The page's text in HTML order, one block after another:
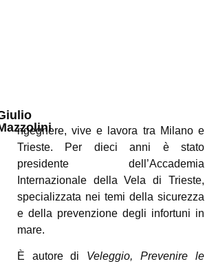
ngegnere, vive e lavora tra Milano e
Trieste. Per dieci anni è stato
presidente dell’Accademia
Internazionale della Vela di Trieste,
specializzata nei temi della sicurezza
e della prevenzione degli infortuni in
mare.
È autore di Veleggio, Prevenire le